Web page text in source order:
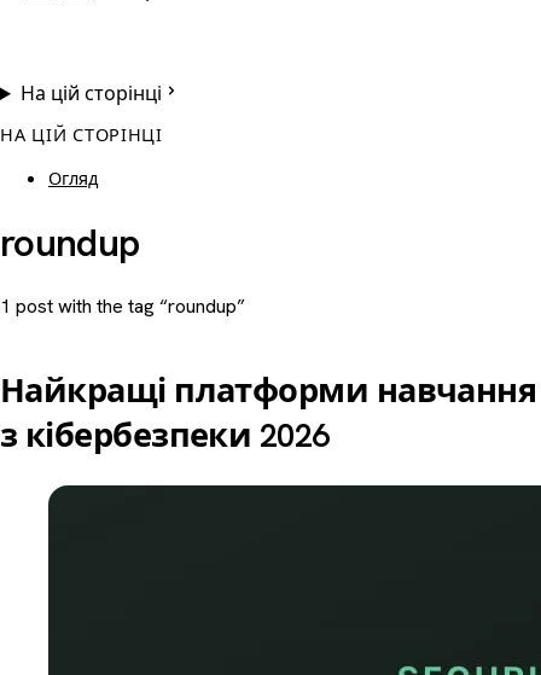
На цій сторінці
НА ЦІЙ СТОРІНЦІ
Огляд
roundup
1 post with the tag “roundup”
Найкращі платформи навчання
з кібербезпеки 2026